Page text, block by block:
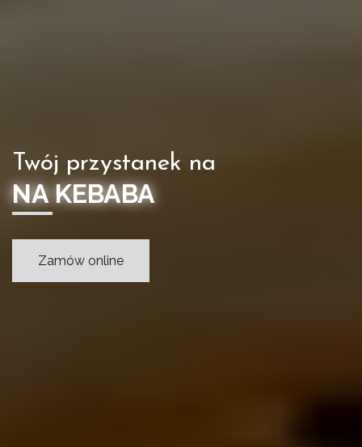
Twój przystanek na
NA KEBABA
Zamów online